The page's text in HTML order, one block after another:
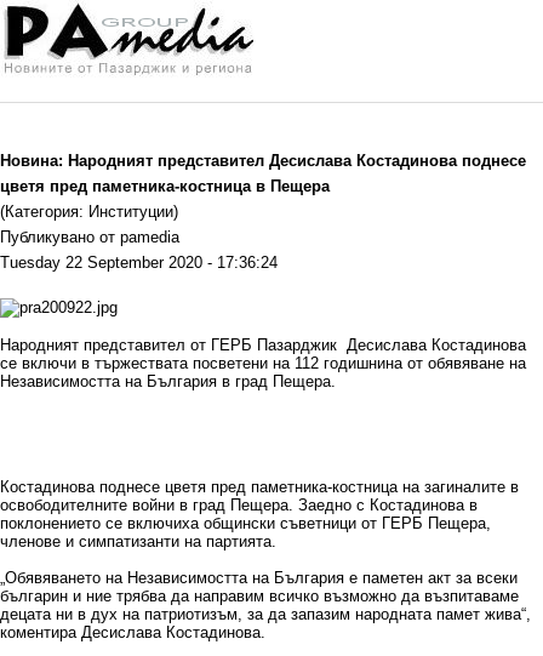
Новина: Народният представител Десислава Костадинова поднесе
цветя пред паметника-костница в Пещера
(Категория: Институции)
Публикувано от pamedia
Tuesday 22 September 2020 - 17:36:24
Народният представител от ГЕРБ Пазарджик Десислава Костадинова
се включи в тържествата посветени на 112 годишнина от обявяване на
Независимостта на България в град Пещера.
Костадинова поднесе цветя пред паметника-костница на загиналите в
освободителните войни в град Пещера. Заедно с Костадиновa в
поклонението се включиха общински съветници от ГЕРБ Пещера,
членове и симпатизанти на партията.
„Обявяването на Независимостта на България е паметен акт за всеки
българин и ние трябва да направим всичко възможно да възпитаваме
децата ни в дух на патриотизъм, за да запазим народната памет жива“,
коментира Десислава Костадинова.